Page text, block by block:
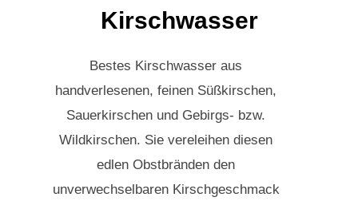
Kirschwasser
Bestes Kirschwasser aus
handverlesenen, feinen Süßkirschen,
Sauerkirschen und Gebirgs- bzw.
Wildkirschen. Sie vereleihen diesen
edlen Obstbränden den
unverwechselbaren Kirschgeschmack